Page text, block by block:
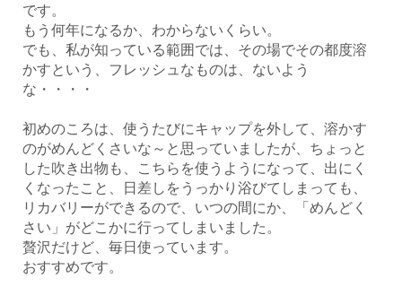
です。
もう何年になるか、わからないくらい。
でも、私が知っている範囲では、その場でその都度溶
かすという、フレッシュなものは、ないよう
な・・・・
初めのころは、使うたびにキャップを外して、溶かす
のがめんどくさいな～と思っていましたが、ちょっと
した吹き出物も、こちらを使うようになって、出にく
くなったこと、日差しをうっかり浴びてしまっても、
リカバリーができるので、いつの間にか、「めんどく
さい」がどこかに行ってしまいました。
贅沢だけど、毎日使っています。
おすすめです。